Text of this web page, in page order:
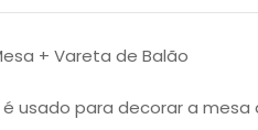
+ Vareta de Balão
usado para decorar a